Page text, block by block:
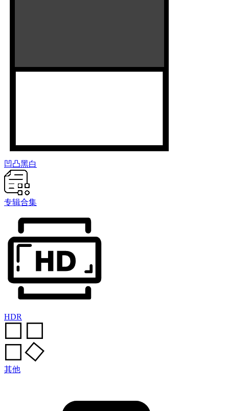
凹凸黑白
专辑合集
HDR
其他